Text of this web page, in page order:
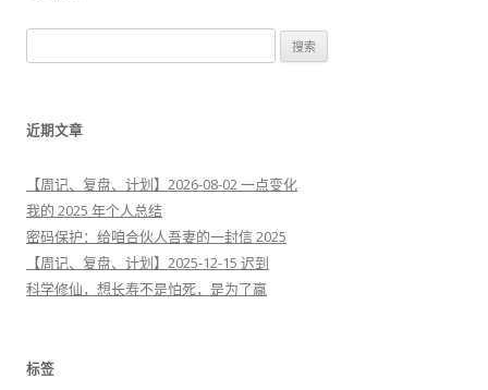
索
近期文章
【周记、复盘、计划】2026-08-02 一点变化
我的 2025 年个人总结
密码保护：给咱合伙人吾妻的一封信 2025
【周记、复盘、计划】2025-12-15 迟到
科学修仙，想长寿不是怕死，是为了赢
标签